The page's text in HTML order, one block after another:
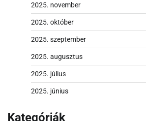
2025. november
2025. október
2025. szeptember
2025. augusztus
2025. július
2025. június
Kategóriák